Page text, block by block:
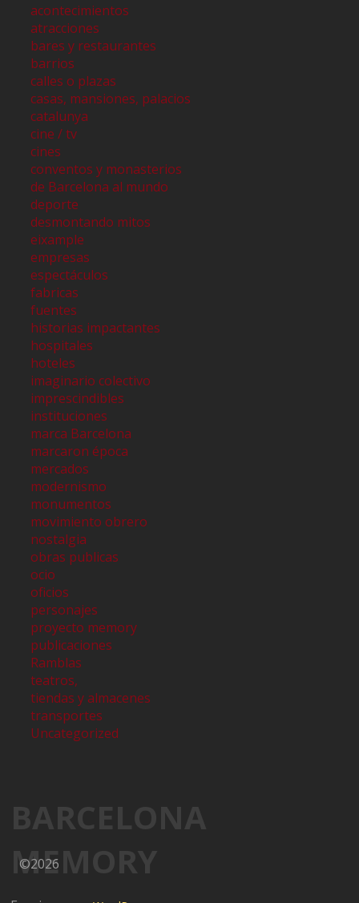
acontecimientos
atracciones
bares y restaurantes
barrios
calles o plazas
casas, mansiones, palacios
catalunya
cine / tv
cines
conventos y monasterios
de Barcelona al mundo
deporte
desmontando mitos
eixample
empresas
espectáculos
fabricas
fuentes
historias impactantes
hospitales
hoteles
imaginario colectivo
imprescindibles
instituciones
marca Barcelona
marcaron época
mercados
modernismo
monumentos
movimiento obrero
nostalgia
obras publicas
ocio
oficios
personajes
proyecto memory
publicaciones
Ramblas
teatros,
tiendas y almacenes
transportes
Uncategorized
BARCELONA
MEMORY
©2026